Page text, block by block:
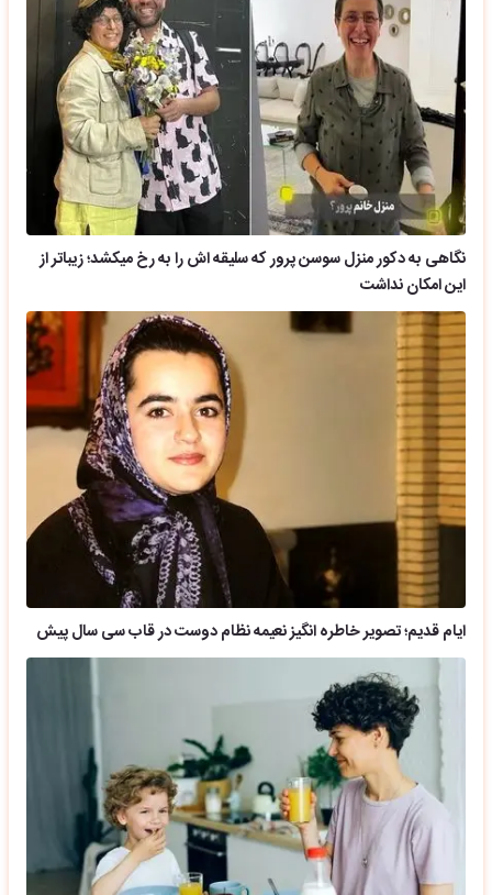
نگاهی به دکور منزل سوسن پرور که سلیقه اش را به رخ میکشد؛ زیباتر از
این امکان نداشت
ایام قدیم؛ تصویر خاطره انگیز نعیمه نظام دوست در قاب سی سال پیش